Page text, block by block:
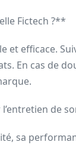
Fictech ?**
et efficace.
En cas de
de
sa